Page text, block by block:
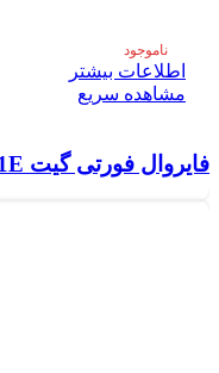
ناموجود
اطلاعات بیشتر
مشاهده سریع
فایروال فورتی گیت FG-601E